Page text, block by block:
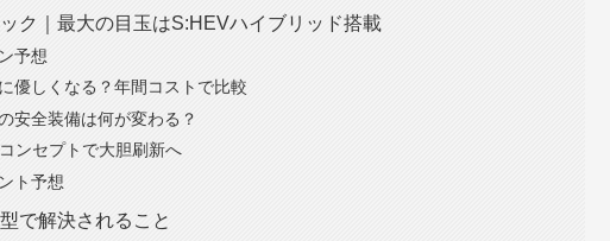
ク｜最大の目玉はS:HEVハイブリッド搭載
予想
優しくなる？年間コストで比較
安全装備は何が変わる？
ンセプトで大胆刷新へ
ト予想
で解決されること